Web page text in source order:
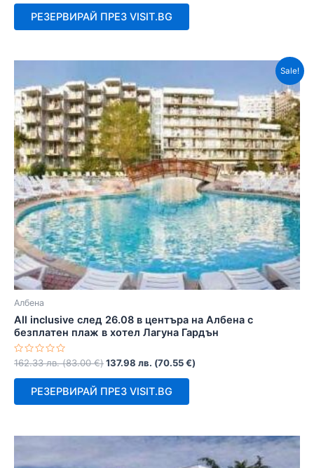
0
РЕЗЕРВИРАЙ ПРЕЗ VISIT.BG
Sale!
Албена
All inclusive след 26.08 в центъра на Албена с
безплатен плаж в хотел Лагуна Гардън
Оценено
с
0
162.33лв. (83.00€)137.98 лв. (70.55€)
РЕЗЕРВИРАЙ ПРЕЗ VISIT.BG